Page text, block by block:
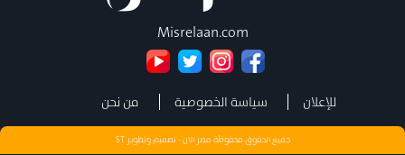
Misrelaan.com
للإعلان سياسة الخصوصية من نحن
جميع الحقوق محفوظة مصر الان - تصميم وتطويرST